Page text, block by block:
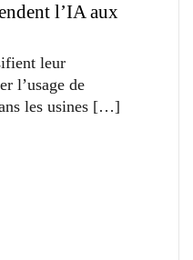
l’IA aux
leur
l’usage de
les usines